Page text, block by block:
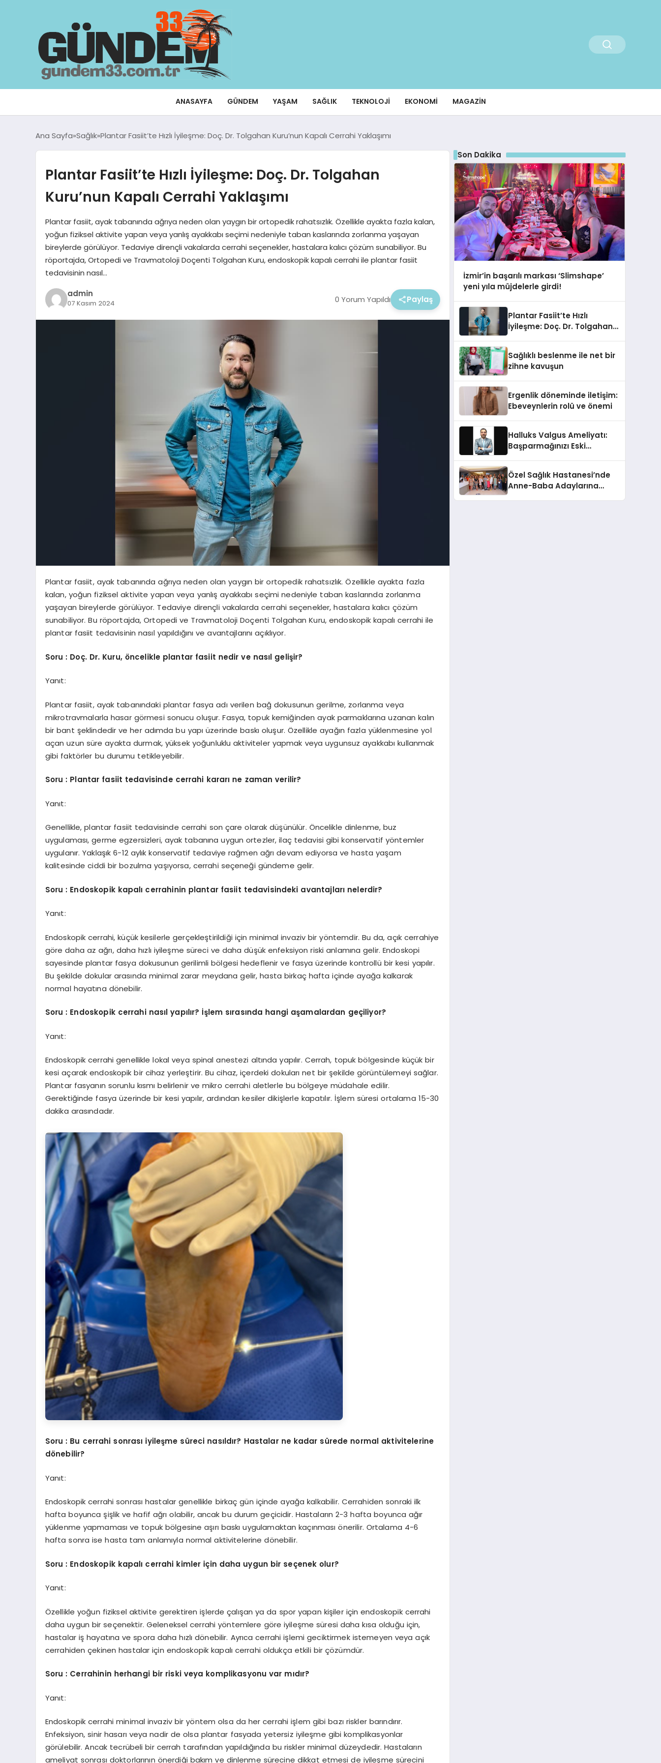
ANASAYFA GÜNDEM YAŞAM SAĞLIK TEKNOLOJI EKONOMI MAGAZIN
Ana Sayfa Sağlık Plantar Fasiit’te Hızlı İyileşme: Doç. Dr. Tolgahan Kuru’nun Kapalı Cerrahi Yaklaşımı
Plantar Fasiit’te Hızlı İyileşme: Doç. Dr. Tolgahan
Kuru’nun Kapalı Cerrahi Yaklaşımı
Plantar fasiit, ayak tabanında ağrıya neden olan yaygın bir ortopedik rahatsızlık. Özellikle ayakta fazla kalan,
yoğun fiziksel aktivite yapan veya yanlış ayakkabı seçimi nedeniyle taban kaslarında zorlanma yaşayan
bireylerde görülüyor. Tedaviye dirençli vakalarda cerrahi seçenekler, hastalara kalıcı çözüm sunabiliyor. Bu
röportajda, Ortopedi ve Travmatoloji Doçenti Tolgahan Kuru, endoskopik kapalı cerrahi ile plantar fasiit
tedavisinin nasıl…
admin
07 Kasım 2024 0 Yorum Yapıldı Paylaş
Plantar fasiit, ayak tabanında ağrıya neden olan yaygın bir ortopedik rahatsızlık. Özellikle ayakta fazla
kalan, yoğun fiziksel aktivite yapan veya yanlış ayakkabı seçimi nedeniyle taban kaslarında zorlanma
yaşayan bireylerde görülüyor. Tedaviye dirençli vakalarda cerrahi seçenekler, hastalara kalıcı çözüm
sunabiliyor. Bu röportajda, Ortopedi ve Travmatoloji Doçenti Tolgahan Kuru, endoskopik kapalı cerrahi ile
plantar fasiit tedavisinin nasıl yapıldığını ve avantajlarını açıklıyor.
Soru : Doç. Dr. Kuru, öncelikle plantar fasiit nedir ve nasıl gelişir?
Yanıt:
Plantar fasiit, ayak tabanındaki plantar fasya adı verilen bağ dokusunun gerilme, zorlanma veya
mikrotravmalarla hasar görmesi sonucu oluşur. Fasya, topuk kemiğinden ayak parmaklarına uzanan kalın
bir bant şeklindedir ve her adımda bu yapı üzerinde baskı oluşur. Özellikle ayağın fazla yüklenmesine yol
açan uzun süre ayakta durmak, yüksek yoğunluklu aktiviteler yapmak veya uygunsuz ayakkabı kullanmak
gibi faktörler bu durumu tetikleyebilir.
Soru : Plantar fasiit tedavisinde cerrahi kararı ne zaman verilir?
Yanıt:
Genellikle, plantar fasiit tedavisinde cerrahi son çare olarak düşünülür. Öncelikle dinlenme, buz
uygulaması, germe egzersizleri, ayak tabanına uygun ortezler, ilaç tedavisi gibi konservatif yöntemler
uygulanır. Yaklaşık 6-12 aylık konservatif tedaviye rağmen ağrı devam ediyorsa ve hasta yaşam
kalitesinde ciddi bir bozulma yaşıyorsa, cerrahi seçeneği gündeme gelir.
Soru : Endoskopik kapalı cerrahinin plantar fasiit tedavisindeki avantajları nelerdir?
Yanıt:
Endoskopik cerrahi, küçük kesilerle gerçekleştirildiği için minimal invaziv bir yöntemdir. Bu da, açık cerrahiye
göre daha az ağrı, daha hızlı iyileşme süreci ve daha düşük enfeksiyon riski anlamına gelir. Endoskopi
sayesinde plantar fasya dokusunun gerilimli bölgesi hedeflenir ve fasya üzerinde kontrollü bir kesi yapılır.
Bu şekilde dokular arasında minimal zarar meydana gelir, hasta birkaç hafta içinde ayağa kalkarak
normal hayatına dönebilir.
Soru : Endoskopik cerrahi nasıl yapılır? İşlem sırasında hangi aşamalardan geçiliyor?
Yanıt:
Endoskopik cerrahi genellikle lokal veya spinal anestezi altında yapılır. Cerrah, topuk bölgesinde küçük bir
kesi açarak endoskopik bir cihaz yerleştirir. Bu cihaz, içerdeki dokuları net bir şekilde görüntülemeyi sağlar.
Plantar fasyanın sorunlu kısmı belirlenir ve mikro cerrahi aletlerle bu bölgeye müdahale edilir.
Gerektiğinde fasya üzerinde bir kesi yapılır, ardından kesiler dikişlerle kapatılır. İşlem süresi ortalama 15-30
dakika arasındadır.
Soru : Bu cerrahi sonrası iyileşme süreci nasıldır? Hastalar ne kadar sürede normal aktivitelerine
dönebilir?
Yanıt:
Endoskopik cerrahi sonrası hastalar genellikle birkaç gün içinde ayağa kalkabilir. Cerrahiden sonraki ilk
hafta boyunca şişlik ve hafif ağrı olabilir, ancak bu durum geçicidir. Hastaların 2-3 hafta boyunca ağır
yüklenme yapmaması ve topuk bölgesine aşırı baskı uygulamaktan kaçınması önerilir. Ortalama 4-6
hafta sonra ise hasta tam anlamıyla normal aktivitelerine dönebilir.
Soru : Endoskopik kapalı cerrahi kimler için daha uygun bir seçenek olur?
Yanıt:
Özellikle yoğun fiziksel aktivite gerektiren işlerde çalışan ya da spor yapan kişiler için endoskopik cerrahi
daha uygun bir seçenektir. Geleneksel cerrahi yöntemlere göre iyileşme süresi daha kısa olduğu için,
hastalar iş hayatına ve spora daha hızlı dönebilir. Ayrıca cerrahi işlemi geciktirmek istemeyen veya açık
cerrahiden çekinen hastalar için endoskopik kapalı cerrahi oldukça etkili bir çözümdür.
Soru : Cerrahinin herhangi bir riski veya komplikasyonu var mıdır?
Yanıt:
Endoskopik cerrahi minimal invaziv bir yöntem olsa da her cerrahi işlem gibi bazı riskler barındırır.
Enfeksiyon, sinir hasarı veya nadir de olsa plantar fasyada yetersiz iyileşme gibi komplikasyonlar
görülebilir. Ancak tecrübeli bir cerrah tarafından yapıldığında bu riskler minimal düzeydedir. Hastaların
ameliyat sonrası doktorlarının önerdiği bakım ve dinlenme sürecine dikkat etmesi de iyileşme sürecini
Son Dakika
İzmir’in başarılı markası ‘Slimshape’
yeni yıla müjdelerle girdi!
Plantar Fasiit’te Hızlı
İyileşme: Doç. Dr. Tolgahan
Sağlıklı beslenme ile net bir
zihne kavuşun
Ergenlik döneminde iletişim:
Ebeveynlerin rolü ve önemi
Halluks Valgus Ameliyatı:
Başparmağınızı Eski
Özel Sağlık Hastanesi’nde
Anne-Baba Adaylarına